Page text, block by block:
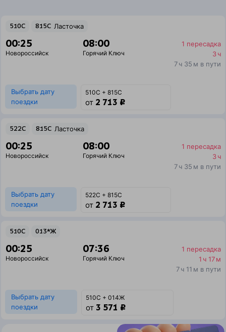
510С 815С Ласточка
00:25
Новороссийск
08:00
Горячий Ключ
1 пересадка
3 ч
7 ч 35 м в пути
Выбрать дату
поездки
510С + 815С
от 2 713 ₽
522С 815С Ласточка
00:25
Новороссийск
08:00
Горячий Ключ
1 пересадка
3 ч
7 ч 35 м в пути
Выбрать дату
поездки
522С + 815С
от 2 713 ₽
510С 013*Ж
00:25
Новороссийск
07:36
Горячий Ключ
1 пересадка
1 ч 17 м
7 ч 11 м в пути
Выбрать дату
поездки
510С + 014Ж
от 3 571 ₽